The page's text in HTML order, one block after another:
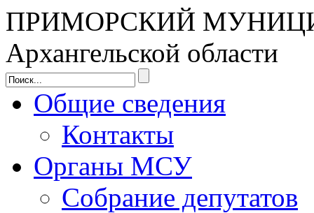
ПРИМОРСКИЙ
Архангельской области
Общие сведения
Контакты
Органы МСУ
Собрание депутатов